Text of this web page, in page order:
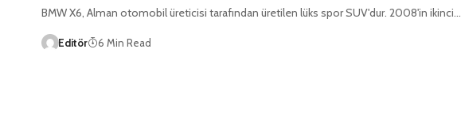
BMW X6, Alman otomobil üreticisi tarafından üretilen lüks spor SUV'dur. 2008'in ikinci…
Editör 6 Min Read